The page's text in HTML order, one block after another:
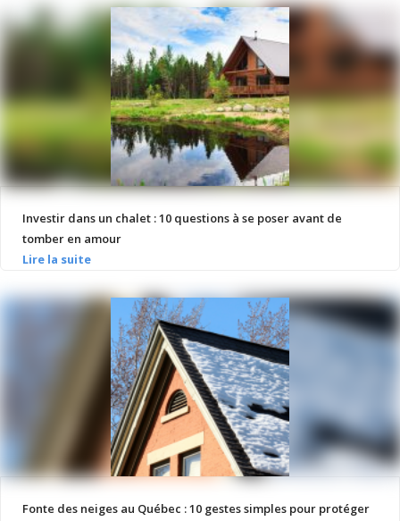
Investir dans un chalet : 10 questions à se poser avant de
tomber en amour
Fonte des neiges au Québec : 10 gestes simples pour protéger